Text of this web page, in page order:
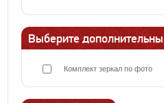
Выберите
Комплект зеркал по фото